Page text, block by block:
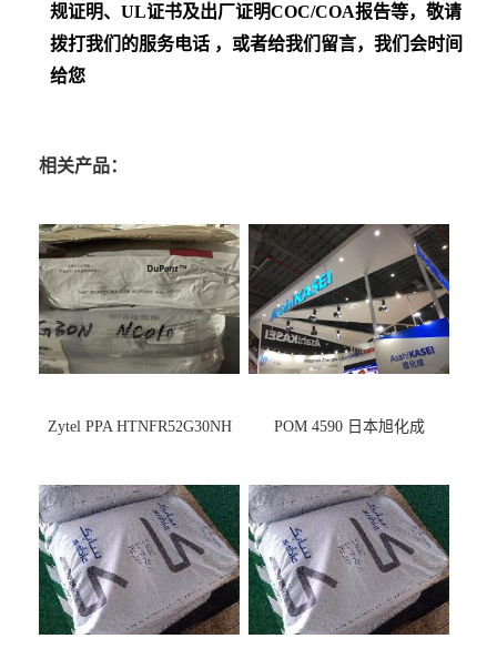
规证明、UL证书及出厂证明COC/COA报告等，敬请
拨打我们的服务电话 ，或者给我们留言，我们会时间
给您
相关产品：
Zytel PPA HTNFR52G30NH POM 4590 日本旭化成